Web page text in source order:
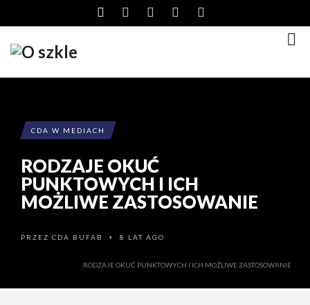
RODZAJE OKUĆ PUNKTOWYCH I ICH MOŻLIWE ZASTOSOWANIE
CDA W MEDIACH
RODZAJE OKUĆ
PUNKTOWYCH I ICH
MOŻLIWE ZASTOSOWANIE
PRZEZ CDA BUFAB • 8 LAT AGO